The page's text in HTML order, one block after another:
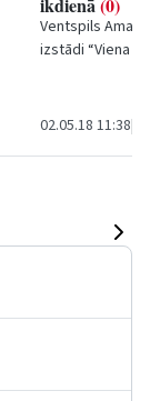
ikdienā(0)
Ventspils
izstādi “Viena
02.05.18 11:38|